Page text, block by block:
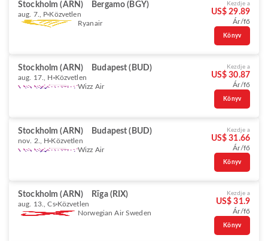
Stockholm (ARN) Bergamo (BGY)
aug. 7., P Közvetlen
Ryanair
Kezdje a
US$ 29.89
Ár/fő
Könyv
Stockholm (ARN) Budapest (BUD)
aug. 17., H Közvetlen
Wizz Air
Kezdje a
US$ 30.87
Ár/fő
Könyv
Stockholm (ARN) Budapest (BUD)
nov. 2., H Közvetlen
Wizz Air
Kezdje a
US$ 31.66
Ár/fő
Könyv
Stockholm (ARN) Rīga (RIX)
aug. 13., Cs Közvetlen
Norwegian Air Sweden
Kezdje a
US$ 31.9
Ár/fő
Könyv